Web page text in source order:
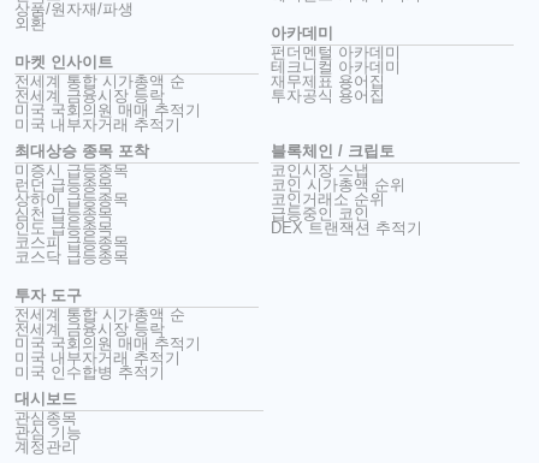
상품/원자재/파생
외환
마켓 인사이트
전세계 통합 시가총액 순
전세계 금융시장 등락
미국 국회의원 매매 추적기
미국 내부자거래 추적기
아카데미
펀더멘털 아카데미
테크니컬 아카데미
재무제표 용어집
투자공식 용어집
최대상승 종목 포착
미증시 급등종목
런던 급등종목
상하이 급등종목
심천 급등종목
인도 급등종목
코스피 급등종목
코스닥 급등종목
투자 도구
전세계 통합 시가총액 순
전세계 금융시장 등락
미국 국회의원 매매 추적기
미국 내부자거래 추적기
미국 인수합병 추적기
블록체인 / 크립토
코인시장 스냅
코인 시가총액 순위
코인거래소 순위
급등중인 코인
DEX 트랜잭션 추적기
대시보드
관심종목
관심 기능
계정관리